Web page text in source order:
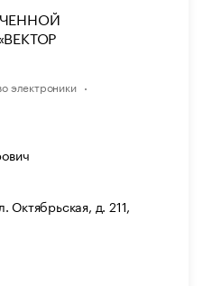
электроники
Октябрьская, д. 211,